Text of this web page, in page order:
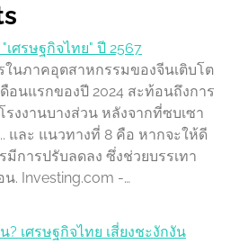
ศรษฐกิจไทย" ปี 2567
ในภาคอุตสาหกรรมของจีนเติบโต
ดือนแรกของปี 2024 สะท้อนถึงการ
งงานบางส่วน หลังจากที่ซบเซา
และ แนวทางที่ 8 คือ หากจะให้ดี
มีการปรับลดลง ซึ่งช่วยบรรเทา
. Investing.com -…
เศรษฐกิจไทย เสี่ยงชะงักงัน